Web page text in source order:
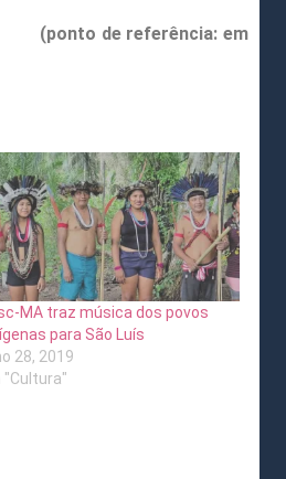
(ponto de referência: em
MA traz música dos povos
para São Luís
28, 2019
"Cultura"